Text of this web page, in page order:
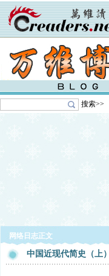
搜索>>
网络日志正文
中国近现代简史（上）